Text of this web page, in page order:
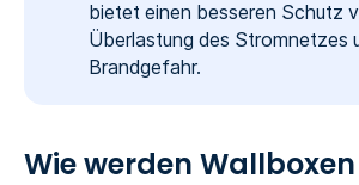
bietet einen besseren Schutz
Überlastung des Stromnetzes
Brandgefahr.
Wie werden